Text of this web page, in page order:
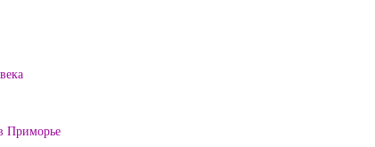
Приморье